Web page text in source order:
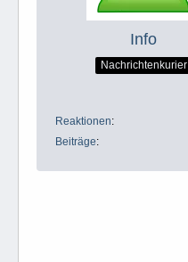
Info
Nachrichtenkurier
Reaktionen
Beiträge